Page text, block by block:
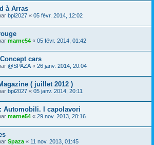
à Arras
bpi2027 « 05 févr. 2014, 12:02
marne54 « 05 févr. 2014, 01:42
cars
@SPAZA « 26 janv. 2014, 20:04
( juillet 2012 )
bpi2027 « 05 janv. 2014, 20:11
Automobili. I capolavori
marne54 « 29 nov. 2013, 20:16
Spaza « 11 nov. 2013, 01:45